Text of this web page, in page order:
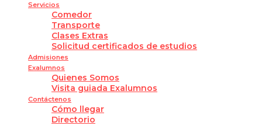
Servicios
Comedor
Transporte
Clases Extras
Solicitud certificados de estudios
Admisiones
Exalumnos
Quienes Somos
Visita guiada Exalumnos
Contáctenos
Cómo llegar
Directorio